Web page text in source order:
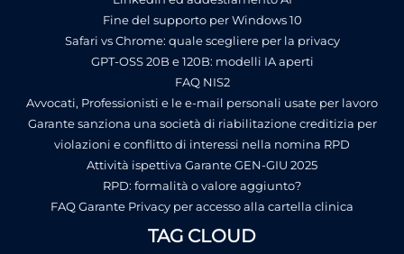
Fine del supporto per Windows 10
Safari vs Chrome: quale scegliere per la privacy
GPT-OSS 20B e 120B: modelli IA aperti
FAQ NIS2
Avvocati, Professionisti e le e-mail personali usate per lavoro
Garante sanziona una società di riabilitazione creditizia per
violazioni e conflitto di interessi nella nomina RPD
Attività ispettiva Garante GEN-GIU 2025
RPD: formalità o valore aggiunto?
FAQ Garante Privacy per accesso alla cartella clinica
TAG CLOUD